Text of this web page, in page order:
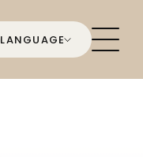
LANGUAGE